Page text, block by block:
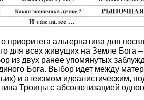
приоритета альтернатива для
для всех живущих на Земле Бога
из двух ранее упомянутых
Бога. Выбор идет между
и атеизмом идеалистическим,
Троицы с абсолютизацией